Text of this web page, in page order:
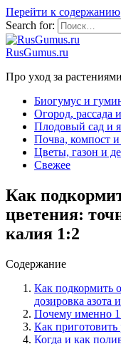
Перейти к содержанию
Search for:
RusGumus.ru
Про уход за
Биогумус и
Огород, рассада
Плодовый сад и
Почва, компост
Цветы, газон и
Свежее
Как
цветения:
калия 1:2
Содержание
Как подкормить
дозировка азота
Почему именно
Как приготовить
Когда и как